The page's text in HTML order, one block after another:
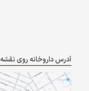
آدرس داروخانه روی نقشه